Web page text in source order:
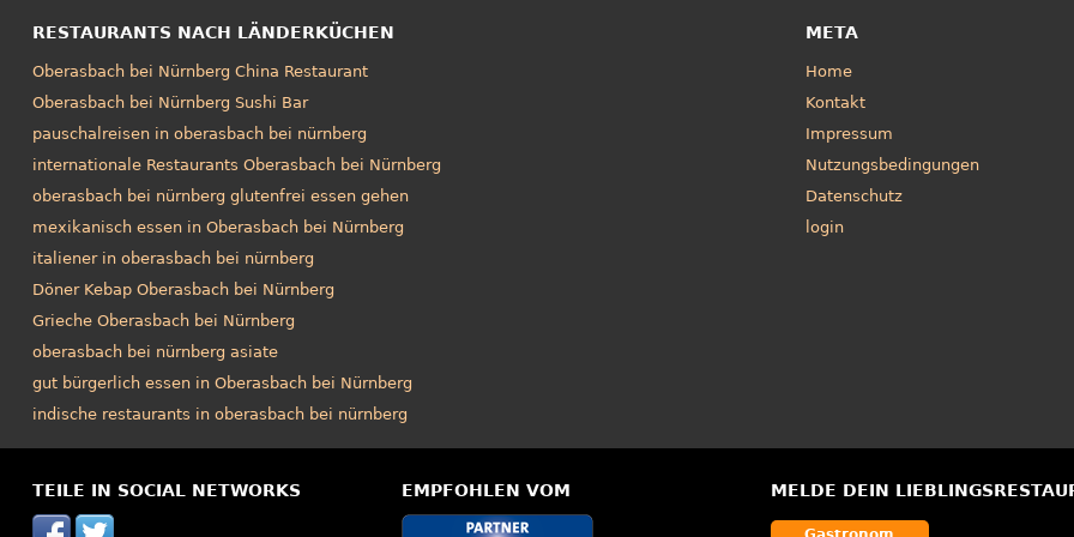
RESTAURANTS NACH LÄNDERKÜCHEN
Oberasbach bei Nürnberg China Restaurant
Oberasbach bei Nürnberg Sushi Bar
pauschalreisen in oberasbach bei nürnberg
internationale Restaurants Oberasbach bei Nürnberg
oberasbach bei nürnberg glutenfrei essen gehen
mexikanisch essen in Oberasbach bei Nürnberg
italiener in oberasbach bei nürnberg
Döner Kebap Oberasbach bei Nürnberg
Grieche Oberasbach bei Nürnberg
oberasbach bei nürnberg asiate
gut bürgerlich essen in Oberasbach bei Nürnberg
indische restaurants in oberasbach bei nürnberg
META
Home
Kontakt
Impressum
Nutzungsbedingungen
Datenschutz
login
TEILE IN SOCIAL NETWORKS EMPFOHLEN VOM MELDE DEIN